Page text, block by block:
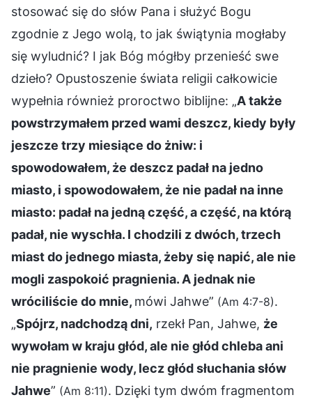
stosować się do słów Pana i służyć Bogu
zgodnie z Jego wolą, to jak świątynia mogłaby
się wyludnić? I jak Bóg mógłby przenieść swe
dzieło? Opustoszenie świata religii całkowicie
wypełnia również proroctwo biblijne: „A także
powstrzymałem przed wami deszcz, kiedy były
jeszcze trzy miesiące do żniw: i
spowodowałem, że deszcz padał na jedno
miasto, i spowodowałem, że nie padał na inne
miasto: padał na jedną część, a część, na którą
padał, nie wyschła. I chodzili z dwóch, trzech
miast do jednego miasta, żeby się napić, ale nie
mogli zaspokoić pragnienia. A jednak nie
wróciliście do mnie, mówi Jahwe” (Am 4:7-8).
„Spójrz, nadchodzą dni, rzekł Pan, Jahwe, że
wywołam w kraju głód, ale nie głód chleba ani
nie pragnienie wody, lecz głód słuchania słów
Jahwe” (Am 8:11). Dzięki tym dwóm fragmentom